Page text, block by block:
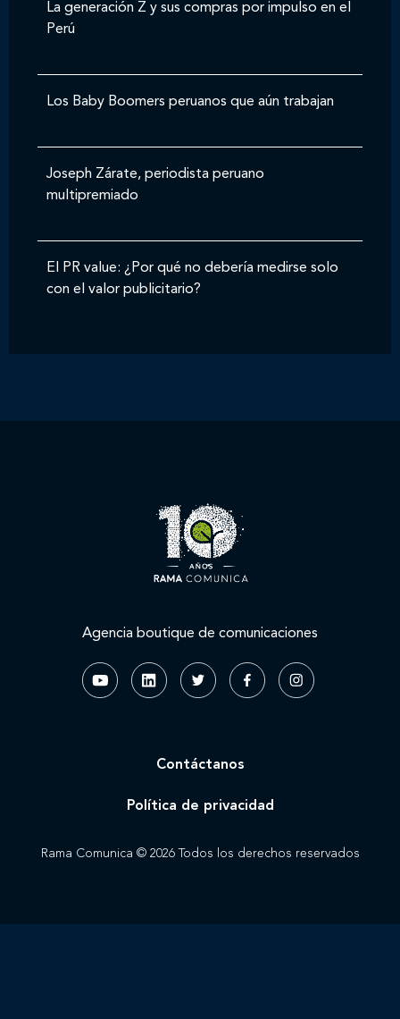
La generación Z y sus compras por impulso en el
Perú
Los Baby Boomers peruanos que aún trabajan
Joseph Zárate, periodista peruano
multipremiado
El PR value: ¿Por qué no debería medirse solo
con el valor publicitario?
Agencia boutique de comunicaciones
Rama Comunica © 2026 Todos los derechos reservados
Contáctanos
Política de privacidad